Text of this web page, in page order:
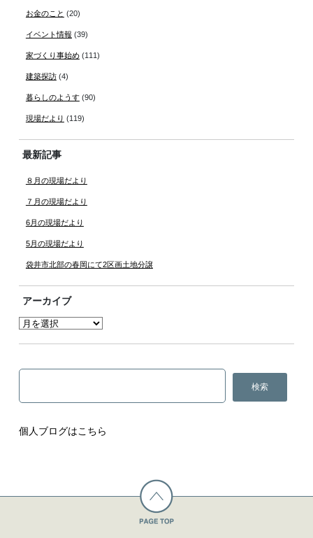
お金のこと (20)
イベント情報 (39)
家づくり事始め(111)
建築探訪(4)
暮らしのようす(90)
現場だより (119)
最新記事
８月の現場だより
７月の現場だより
6月の現場だより
5月の現場だより
袋井市北部の春岡にて2区画土地分譲
アーカイブ
個人ブログはこちら